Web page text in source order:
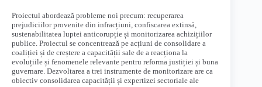
Proiectul abordează probleme noi precum: recuperarea
prejudiciilor provenite din infracțiuni, confiscarea extinsă,
sustenabilitatea luptei anticorupție și monitorizarea achizițiilor
publice. Proiectul se concentrează pe acțiuni de consolidare a
coaliției și de creștere a capacității sale de a reacționa la
evoluțiile și fenomenele relevante pentru reforma justiției și buna
guvernare. Dezvoltarea a trei instrumente de monitorizare are ca
obiectiv consolidarea capacității și expertizei sectoriale ale